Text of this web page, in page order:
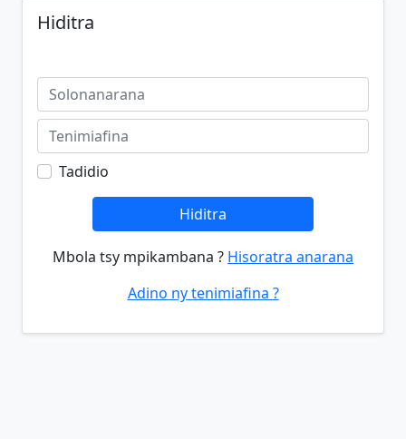
Hiditra
Tadidio
Hiditra
Mbola tsy mpikambana ? Hisoratra anarana
Adino ny tenimiafina ?